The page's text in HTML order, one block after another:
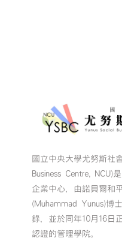
國立中央大學尤努斯社
Business Centre, NCU)
企業中心，由諾貝爾和
(Muhammad Yunus)博
錄，並於同年10月16日
認證的管理學院。